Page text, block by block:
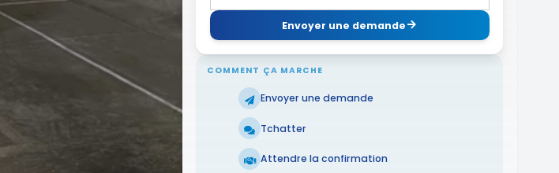
Envoyer une demande
COMMENT ÇA MARCHE
Envoyer une demande
Tchatter
Attendre la confirmation